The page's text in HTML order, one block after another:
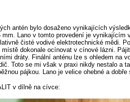
antén bylo dosaženo vynikajících
mm. Lano v tomto provedení je
čisté vodivé elektrotechnické mědi.
místě dokonale ocínovat v cínové lázni.
dráty. Finální anténu lze s ohledem na
Toto se mi však v praxi nikdy nestalo
pájkou. Lano je velice ohebné a
v dílně na cívce: